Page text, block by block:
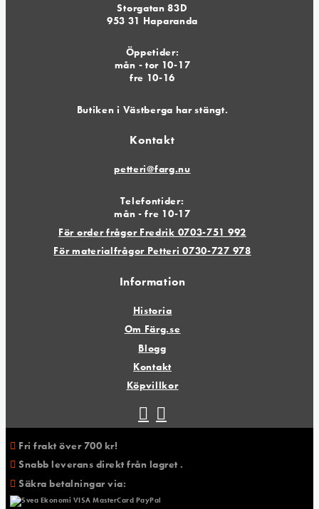
Storgatan 83D
953 31 Haparanda
Öppetider:
mån - tor 10-17
fre 10-16
Butiken i Västberga har stängt.
Kontakt
petteri@farg.nu
Telefontider:
mån - fre 10-17
För order frågor Fredrik 0703-751 992
För materialfrågor Petteri 0730-727 978
Information
Historia
Om Färg.se
Blogg
Kontakt
Köpvillkor
Fri frakt över 700 kr!
Snabb leverans direkt från lagret .
Säkra betalningar via: